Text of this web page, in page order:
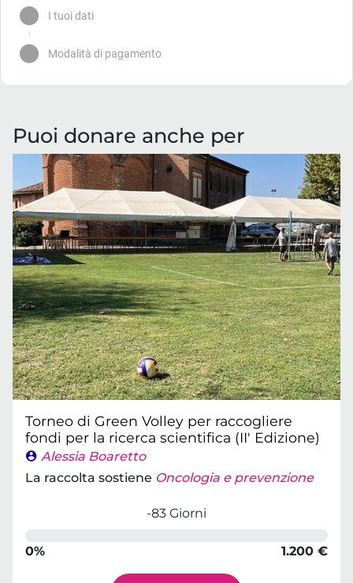
Puoi donare anche per
Torneo di Green Volley per raccogliere
fondi per la ricerca scientifica (II' Edizione)
Alessia Boaretto
La raccolta sostiene Oncologia e prevenzione
-83 Giorni
0% 1.200 €